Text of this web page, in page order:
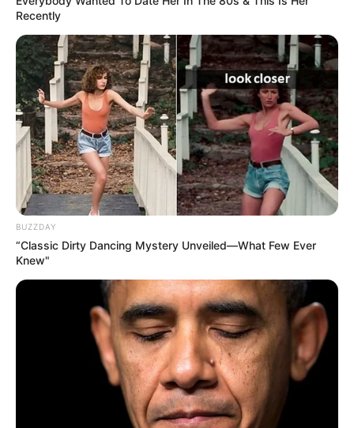
cerrado por largo tiempo
SIMULACRO
Con éxito se vivió el
Simulacro Nacional de
Respuesta a Emergencias
por Incendios en María la
Baja
Barranquilla se prepara
para el Simulacro Nacional
de Respuesta a
Emergencias 2024
SIMULACRO
Recently
BUZZDAY
“Classic Dirty Dancing Mystery Unveiled—What Few Ever
Knew"